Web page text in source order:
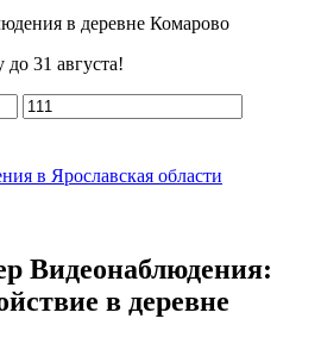
в деревне Комарово
до 31 августа!
в Ярославская области
Видеонаблюдения:
в деревне